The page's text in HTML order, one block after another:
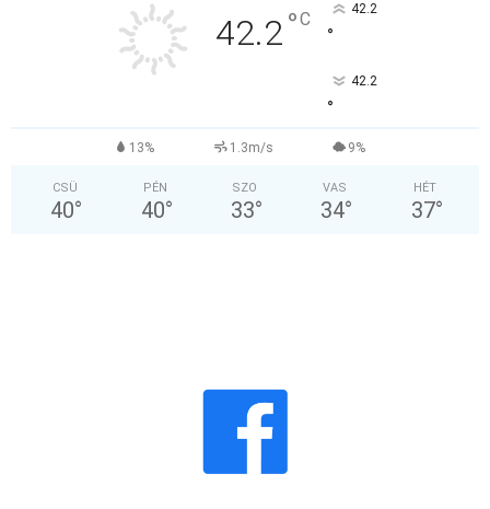
42.2°C 42.2
°
42.2
°
13% 1.3m/s 9%
CSÜ
40°
PÉN
40°
SZO
33°
VAS
34°
HÉT
37°